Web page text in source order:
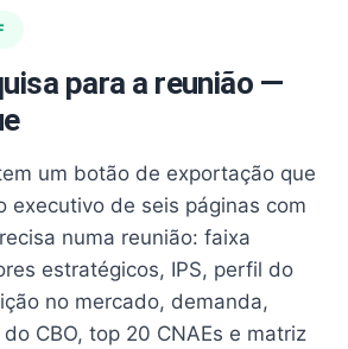
para a reunião —
um botão de exportação que
executivo de seis páginas com
numa reunião: faixa
estratégicos, IPS, perfil do
no mercado, demanda,
CBO, top 20 CNAEs e matriz